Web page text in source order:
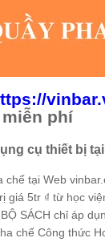
phí
cụ thiết bị
chế tại Web
giá 5tr ₫ từ học
SÁCH chỉ áp
chế Công thức